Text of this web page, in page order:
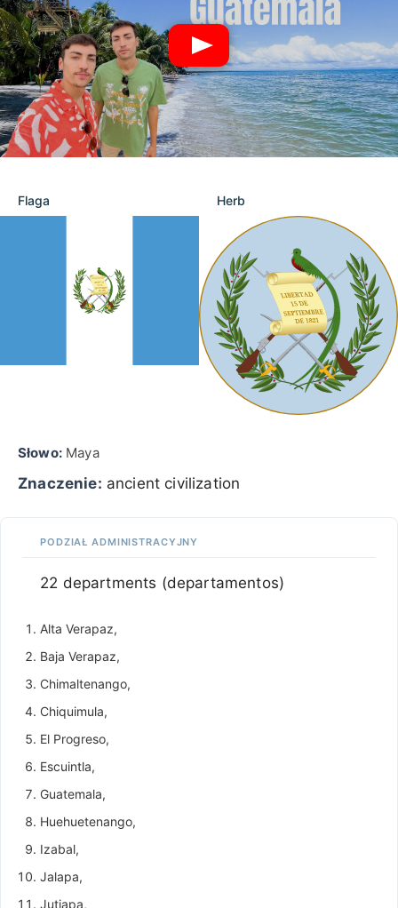
Flaga Herb
Słowo:Maya
Znaczenie: ancient civilization
PODZIAŁ ADMINISTRACYJNY
22 departments (departamentos)
Alta Verapaz,
Baja Verapaz,
Chimaltenango,
Chiquimula,
El Progreso,
Escuintla,
Guatemala,
Huehuetenango,
Izabal,
Jalapa,
Jutiapa,